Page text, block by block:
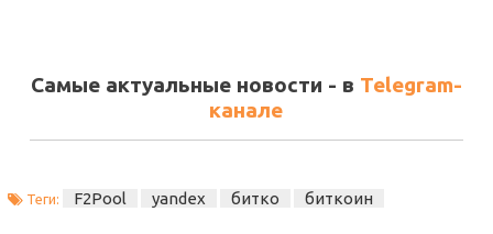
Самые актуальные новости - в Telegram-
канале
Теги: F2Pool yandex битко биткоин